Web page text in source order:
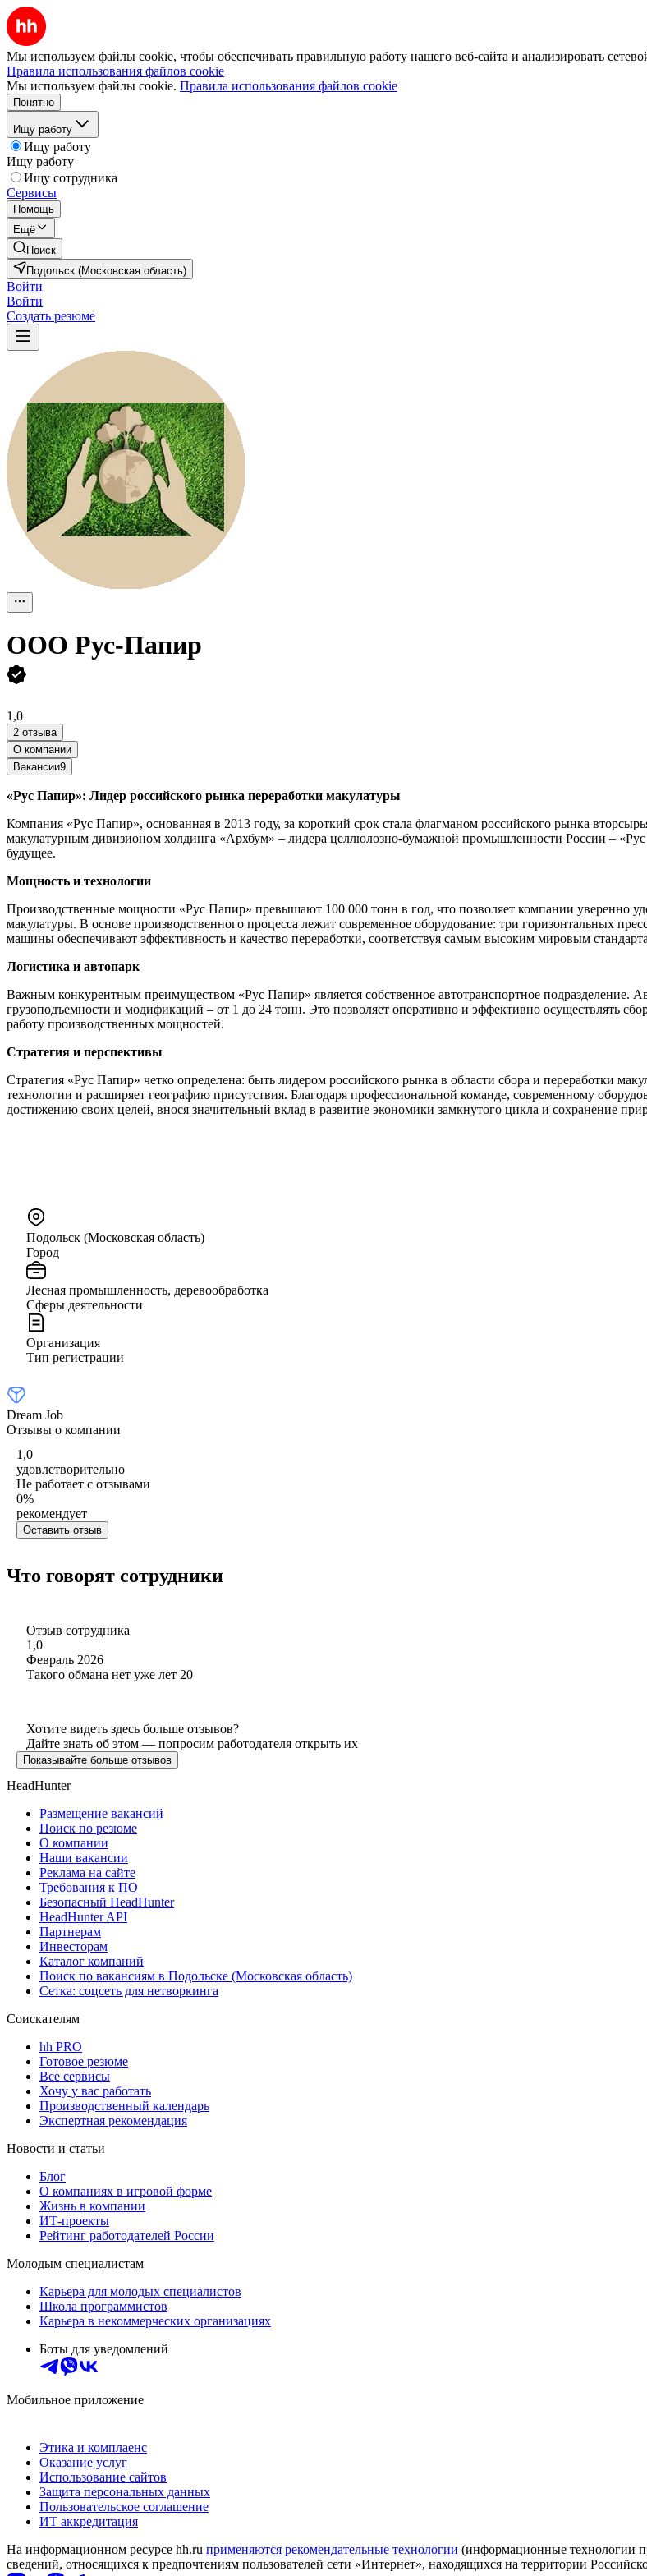
Мы используем файлы cookie, чтобы обеспечивать правильную работу нашего веб-сайта и анализировать
Правила использования файлов cookie
Мы используем файлы cookie. Правила использования файлов cookie
Понятно
Ищу работу
Ищу работу
Ищу работу
Ищу сотрудника
Сервисы
Помощь
Ещё
Поиск
Подольск (Московская область)
Войти
Войти
Создать резюме
ООО Рус-Папир
1,0
2 отзыва
О компании
Вакансии9
«Рус Папир»: Лидер российского рынка переработки макулатуры
Компания «Рус Папир», основанная в 2013 году, за короткий срок стала флагманом российского рынка
макулатурным дивизионом холдинга «Архбум» – лидера целлюлозно-бумажной промышленности России –
будущее.
Мощность и технологии
Производственные мощности «Рус Папир» превышают 100 000 тонн в год, что позволяет компании уверенно
макулатуры. В основе производственного процесса лежит современное оборудование: три горизонтальных
машины обеспечивают эффективность и качество переработки, соответствуя самым высоким мировым
Логистика и автопарк
Важным конкурентным преимуществом «Рус Папир» является собственное автотранспортное подразделение.
грузоподъемности и модификаций – от 1 до 24 тонн. Это позволяет оперативно и эффективно осуществлять
работу производственных мощностей.
Стратегия и перспективы
Стратегия «Рус Папир» четко определена: быть лидером российского рынка в области сбора и переработки
технологии и расширяет географию присутствия. Благодаря профессиональной команде, современному
достижению своих целей, внося значительный вклад в развитие экономики замкнутого цикла и сохранение
Подольск (Московская область)
Город
Лесная промышленность, деревообработка
Сферы деятельности
Организация
Тип регистрации
Dream Job
Отзывы о компании
1,0
удовлетворительно
Не работает с отзывами
0%
рекомендует
Оставить отзыв
Что говорят сотрудники
Отзыв сотрудника
1,0
Февраль 2026
Такого обмана нет уже лет 20
Хотите видеть здесь больше отзывов?
Дайте знать об этом — попросим работодателя открыть их
Показывайте больше отзывов
HeadHunter
Размещение вакансий
Поиск по резюме
О компании
Наши вакансии
Реклама на сайте
Требования к ПО
Безопасный HeadHunter
HeadHunter API
Партнерам
Инвесторам
Каталог компаний
Поиск по вакансиям в Подольске (Московская область)
Сетка: соцсеть для нетворкинга
Соискателям
hh PRO
Готовое резюме
Все сервисы
Хочу у вас работать
Производственный календарь
Экспертная рекомендация
Новости и статьи
Блог
О компаниях в игровой форме
Жизнь в компании
ИТ-проекты
Рейтинг работодателей России
Молодым специалистам
Карьера для молодых специалистов
Школа программистов
Карьера в некоммерческих организациях
Боты для уведомлений
Мобильное приложение
Этика и комплаенс
Оказание услуг
Использование сайтов
Защита персональных данных
Пользовательское соглашение
ИТ аккредитация
На информационном ресурсе hh.ru применяются рекомендательные технологии (информационные технологии
сведений, относящихся к предпочтениям пользователей сети «Интернет», находящихся на территории